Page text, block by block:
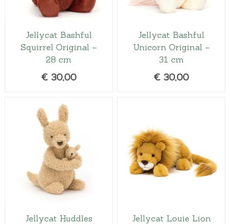
s
:
€
3
,
Jellycat Bashful
Squirrel Original –
28 cm
€ 30,00
Jellycat Bashful
Unicorn Original –
31 cm
€ 30,00
Jellycat Huddles
Jellycat Louie Lion